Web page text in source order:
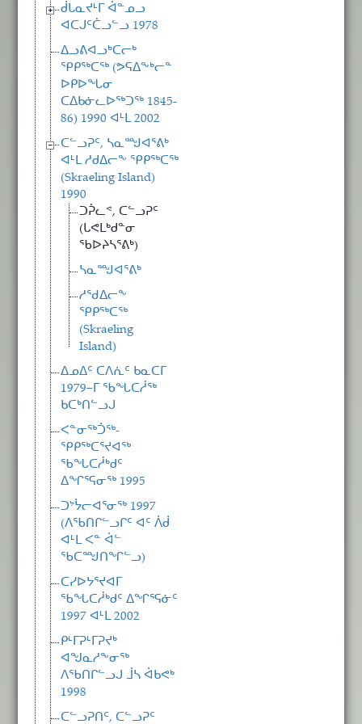
ᑰᒐᓇᔪᒻᒥ ᐋᓐᓄᓗ
ᐊᑕᒍᑦᑖᓗᓪᓗ 1978
ᐃᓗᕕᐊᓗᒃᑕᓕᒃ
ᕿᑭᖅᑕᖅ (ᕗᕋᐃᖕᒃᓕᓐ
ᐅᑭᐅᖓᓂ
ᑕᐃᑲᓃᓚᐅᖅᑐᖅ 1845-
86) 1990 ᐊᒻᒪ 2002
ᑕᓪᓗᕈᑦ, ᓴᓇᙳᐊᕐᕕᒃ
ᐊᒻᒪ ᓱᑯᐃᓕᖕ ᕿᑭᖅᑕᖅ
(Skraeling Island)
1990
ᑐᕉᓚᕝ, ᑕᓪᓗᕈᑦ
(ᒐᕙᒪᒃᑯᓐᓂ
ᖃᐅᔨᓴᕐᕕᒃ)
ᓴᓇᙳᐊᕐᕕᒃ
ᓱᖁᐃᓕᖕ
ᕿᑭᖅᑕᖅ
(Skraeling
Island)
ᐃᓄᐃᑦ ᑕᐱᕇᑦ ᑲᓇᑕᒥ
1979−ᒥ ᖃᖓᑕᓲᖅ
ᑲᑕᒃᑎᓪᓗᒍ
ᐸᓐᓂᖅᑑᖅ-
ᕿᑭᖅᑕᕐᔪᐊᖅ
ᖃᖓᑕᓲᒃᑯᑦ
ᐃᖏᕐᕋᓂᖅ 1995
ᑐᔾᔮᓕᐊᕐᓂᖅ 1997
(ᐱᖃᑎᒋᓪᓗᒋᑦ ᐊᑦ ᐲᑰ
ᐊᒻᒪ ᐸᓐ ᐋᓪ
ᖃᑕᙳᑎᖏᓪᓗ)
ᑕᓯᐅᔭᕐᔪᐊᒥ
ᖃᖓᑕᓲᒃᑯᑦ ᐃᖏᕐᕋᓃᑦ
1997 ᐊᒻᒪ 2002
ᑭᒻᒥᕈᒻᒥᕈᔪᒃ
ᐊᖑᓇᓱᖕᓂᖅ
ᐱᖃᑎᒋᓪᓗᒍ ᒨᓴ ᐋᑲᕙᒃ
1998
ᑕᓪᓗᕈᑎᑦ, ᑕᓪᓗᕈᑦ